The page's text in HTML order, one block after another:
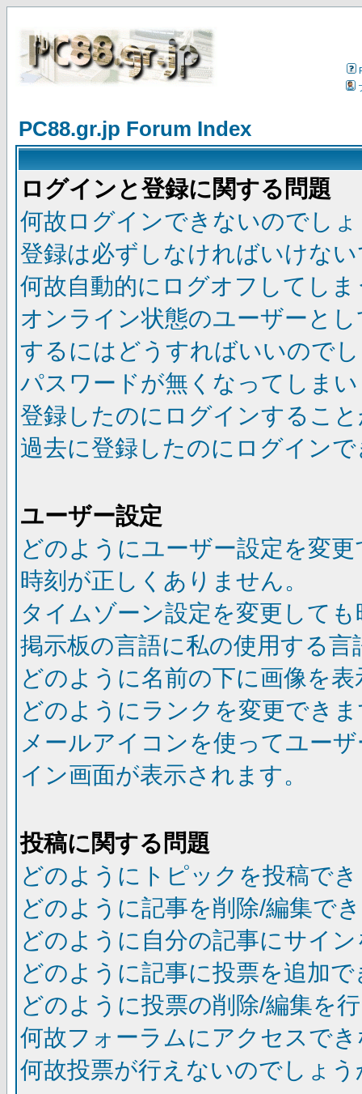
PC88.gr.jp Forum Index
ログインと登録に関する問題
何故ログインできないのでし
登録は必ずしなければいけな
何故自動的にログオフしてし
オンライン状態のユーザーと
するにはどうすればいいので
パスワードが無くなってしま
登録したのにログインするこ
過去に登録したのにログイン
ユーザー設定
どのようにユーザー設定を変
時刻が正しくありません。
タイムゾーン設定を変更して
掲示板の言語に私の使用する
どのように名前の下に画像を
どのようにランクを変更でき
メールアイコンを使ってユー
イン画面が表示されます。
投稿に関する問題
どのようにトピックを投稿で
どのように記事を削除/編集で
どのように自分の記事にサイ
どのように記事に投票を追加
どのように投票の削除/編集を
何故フォーラムにアクセスで
何故投票が行えないのでしょう